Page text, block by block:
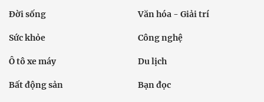
Đời sống Văn hóa - Giải trí
Sức khỏe Công nghệ
Ô tô xe máy Du lịch
Bất động sản Bạn đọc